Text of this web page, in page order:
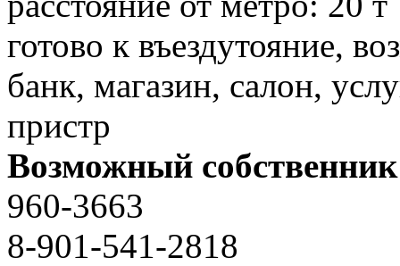
готово к въездутояние,
банк, магазин, салон,
пристр
Возможный
960-3663
8-901-541-2818